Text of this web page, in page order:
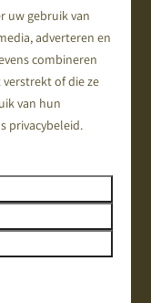
uw gebruik van
adverteren en
combineren
of die ze
van hun
privacybeleid.